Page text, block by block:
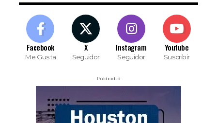
Facebook
Me Gusta
X
Seguidor
Instagram
Seguidor
Youtube
Suscribir
- Publicidad -